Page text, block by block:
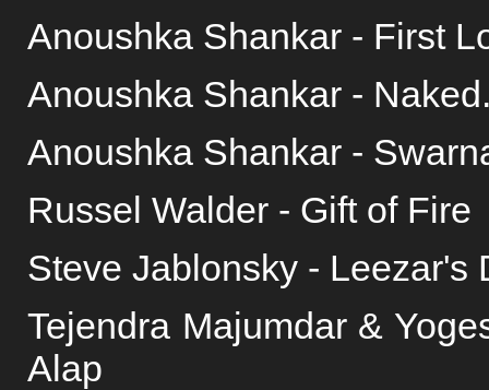
Anoushka Shankar - First
Anoushka Shankar -
Anoushka Shankar -
Russel Walder - Gift of Fire
Steve Jablonsky - Leezar's
Tejendra Majumdar &
Alap